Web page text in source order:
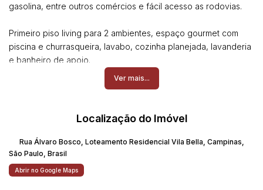
gasolina, entre outros comércios e fácil acesso as rodovias.
Primeiro piso living para 2 ambientes, espaço gourmet com
piscina e churrasqueira, lavabo, cozinha planejada, lavanderia
e banheiro de apoio.
Condominio com com piscinas adulto e infantil, lago com
e quadra poliesportiva.
Vale a pena conferir!
Agende sua visita
Ver mais...
Localização do Imóvel
Rua Álvaro Bosco Loteamento Residencial Vila Bella Campinas
São Paulo Brasil
Abrir no Google Maps